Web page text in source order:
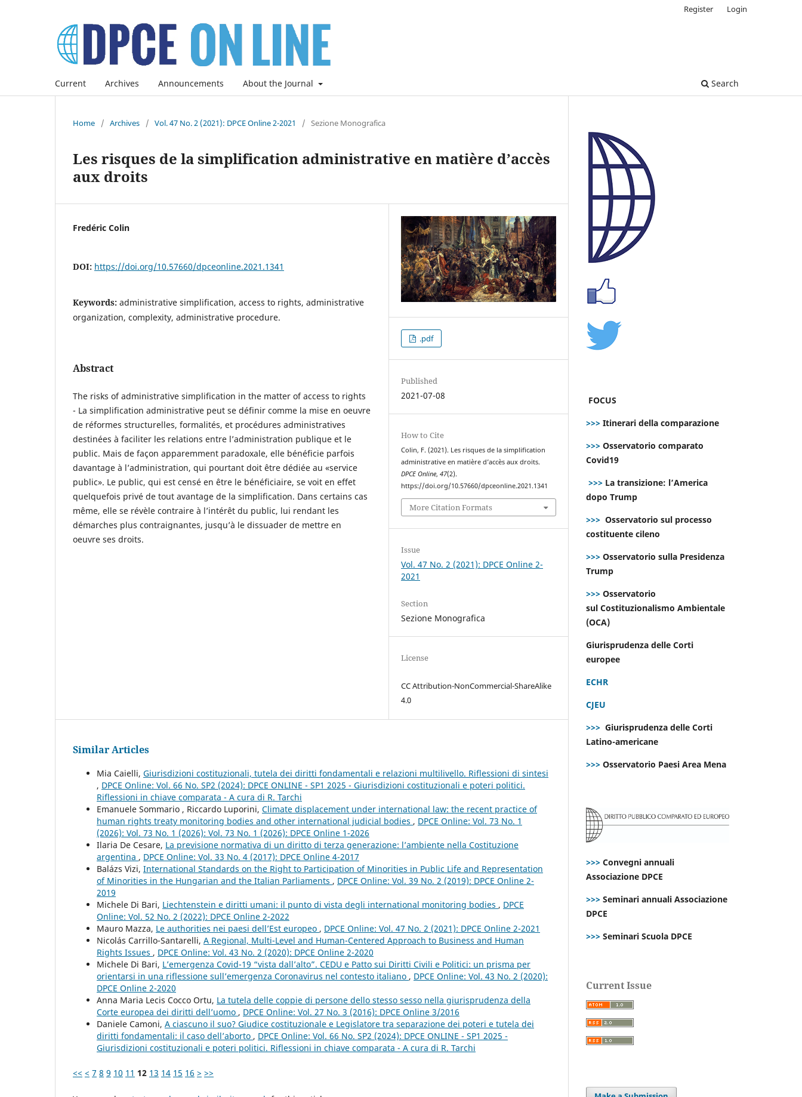
Current Archives Announcements About the Journal Search
Register Login
Home / Archives / Vol. 47 No. 2 (2021): DPCE Online 2-2021 / Sezione Monografica
Les risques de la simplification administrative en matière d’accès
aux droits
Fredéric Colin
DOI: https://doi.org/10.57660/dpceonline.2021.1341
Keywords: administrative simplification, access to rights, administrative
organization, complexity, administrative procedure.
Abstract
The risks of administrative simplification in the matter of access to rights
- La simplification administrative peut se définir comme la mise en oeuvre
de réformes structurelles, formalités, et procédures administratives
destinées à faciliter les relations entre l’administration publique et le
public. Mais de façon apparemment paradoxale, elle bénéficie parfois
davantage à l’administration, qui pourtant doit être dédiée au «service
public». Le public, qui est censé en être le bénéficiaire, se voit en effet
quelquefois privé de tout avantage de la simplification. Dans certains cas
même, elle se révèle contraire à l’intérêt du public, lui rendant les
démarches plus contraignantes, jusqu’à le dissuader de mettre en
oeuvre ses droits.
.pdf
Published
2021-07-08
How to Cite
Colin, F. (2021). Les risques de la simplification
administrative en matière d’accès aux droits.
DPCE Online,47(2).
https://doi.org/10.57660/dpceonline.2021.1341
More Citation Formats
Issue
Vol. 47 No. 2 (2021): DPCE Online 2-
2021
Section
Sezione Monografica
License
CC Attribution-NonCommercial-ShareAlike
4.0
Similar Articles
Mia Caielli, Giurisdizioni costituzionali, tutela dei diritti fondamentali e relazioni multilivello. Riflessioni di sintesi
, DPCE Online: Vol. 66 No. SP2 (2024): DPCE ONLINE - SP1 2025 - Giurisdizioni costituzionali e poteri politici.
Riflessioni in chiave comparata - A cura di R. Tarchi
Emanuele Sommario , Riccardo Luporini, Climate displacement under international law: the recent practice of
human rights treaty monitoring bodies and other international judicial bodies , DPCE Online: Vol. 73 No. 1
(2026): Vol. 73 No. 1 (2026): Vol. 73 No. 1 (2026): DPCE Online 1-2026
Ilaria De Cesare, La previsione normativa di un diritto di terza generazione: l’ambiente nella Costituzione
argentina , DPCE Online: Vol. 33 No. 4 (2017): DPCE Online 4-2017
Balázs Vizi, International Standards on the Right to Participation of Minorities in Public Life and Representation
of Minorities in the Hungarian and the Italian Parliaments , DPCE Online: Vol. 39 No. 2 (2019): DPCE Online 2-
2019
Michele Di Bari, Liechtenstein e diritti umani: il punto di vista degli international monitoring bodies , DPCE
Online: Vol. 52 No. 2 (2022): DPCE Online 2-2022
Mauro Mazza, Le authorities nei paesi dell’Est europeo , DPCE Online: Vol. 47 No. 2 (2021): DPCE Online 2-2021
Nicolás Carrillo-Santarelli, A Regional, Multi-Level and Human-Centered Approach to Business and Human
Rights Issues , DPCE Online: Vol. 43 No. 2 (2020): DPCE Online 2-2020
Michele Di Bari, L’emergenza Covid-19 “vista dall’alto”. CEDU e Patto sui Diritti Civili e Politici: un prisma per
orientarsi in una riflessione sull’emergenza Coronavirus nel contesto italiano , DPCE Online: Vol. 43 No. 2 (2020):
DPCE Online 2-2020
Anna Maria Lecis Cocco Ortu, La tutela delle coppie di persone dello stesso sesso nella giurisprudenza della
Corte europea dei diritti dell’uomo , DPCE Online: Vol. 27 No. 3 (2016): DPCE Online 3/2016
Daniele Camoni, A ciascuno il suo? Giudice costituzionale e Legislatore tra separazione dei poteri e tutela dei
diritti fondamentali: il caso dell’aborto , DPCE Online: Vol. 66 No. SP2 (2024): DPCE ONLINE - SP1 2025 -
Giurisdizioni costituzionali e poteri politici. Riflessioni in chiave comparata - A cura di R. Tarchi
<< < 7 8 9 10 11 12 13 14 15 16 > >>
FOCUS
>>> Itinerari della comparazione
>>> Osservatorio comparato
Covid19
>>> La transizione: l’America
dopo Trump
>>> Osservatorio sul processo
costituente cileno
>>> Osservatorio sulla Presidenza
Trump
>>> Osservatorio
sul Costituzionalismo Ambientale
(OCA)
Giurisprudenza delle Corti
europee
ECHR
CJEU
>>> Giurisprudenza delle Corti
Latino-americane
>>> Osservatorio Paesi Area Mena
>>> Convegni annuali
Associazione DPCE
>>> Seminari annuali Associazione
DPCE
>>> Seminari Scuola DPCE
Current Issue